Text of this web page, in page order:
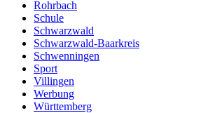
Rohrbach
Schule
Schwarzwald
Schwarzwald-Baarkreis
Schwenningen
Sport
Villingen
Werbung
Württemberg